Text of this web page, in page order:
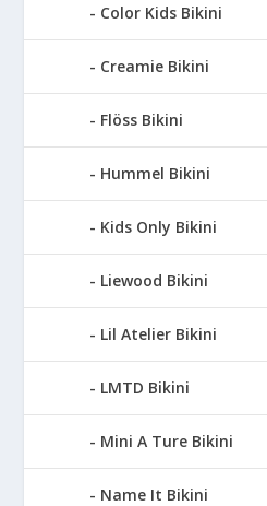
Color Kids Bikini
Creamie Bikini
Flöss Bikini
Hummel Bikini
Kids Only Bikini
Liewood Bikini
Lil Atelier Bikini
LMTD Bikini
Mini A Ture Bikini
Name It Bikini